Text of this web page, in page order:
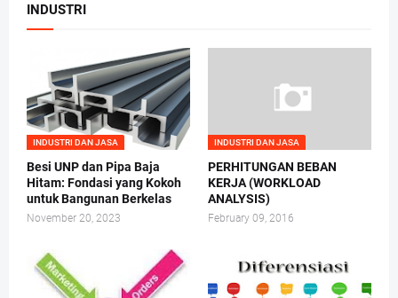
INDUSTRI
INDUSTRI DAN JASA
Besi UNP dan Pipa Baja
Hitam: Fondasi yang Kokoh
untuk Bangunan Berkelas
November 20, 2023
INDUSTRI DAN JASA
PERHITUNGAN BEBAN
KERJA (WORKLOAD
ANALYSIS)
February 09, 2016